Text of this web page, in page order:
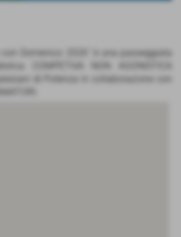
con Domenico 2026” è una passeggiata
COMPETIVA NON AGONISTICA
di Potenza in collaborazione con